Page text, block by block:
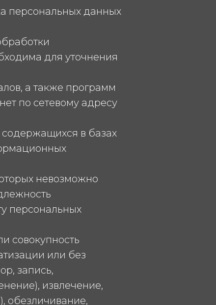
персональных данных
для уточнения
а также программ
по сетевому адресу
в базах
невозможно
персональных
совокупность
или без
запись,
извлечение,
обезличивание,